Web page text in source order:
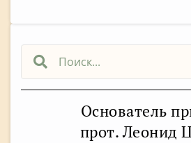
Основатель
прот. Леонид